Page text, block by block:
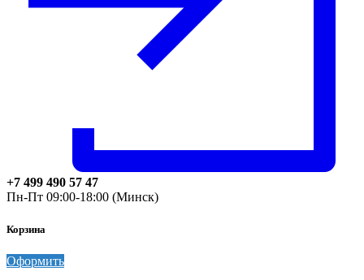
+7 499 490 57 47
Пн-Пт 09:00-18:00 (Минск)
Корзина
Оформить